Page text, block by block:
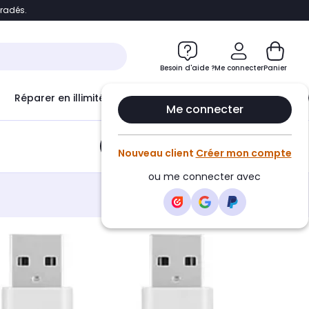
Accéder directement au chatbot
Besoin d'aide ?Me connecter
Me connecter
Nouveau client Créer mon compte
ou me connecter avec
Panier
Réparer en illimité avec Le Club Infinity
Ajouter au panier